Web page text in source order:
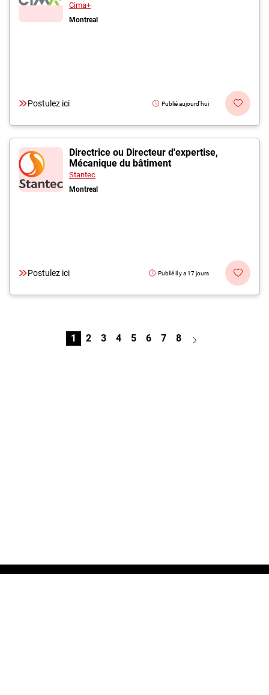
Cima+
Montreal
Postulez ici Publié aujourd'hui
Directrice ou Directeur d'expertise,
Mécanique du bâtiment
Stantec
Montreal
Postulez ici Publié il y a 17 jours
1 2 3 4 5 6 7 8